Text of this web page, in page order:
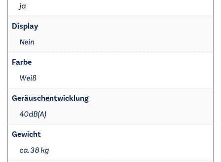
ja
Display
Nein
Farbe
Weiß
Geräuschentwicklung
40dB(A)
Gewicht
ca. 38 kg